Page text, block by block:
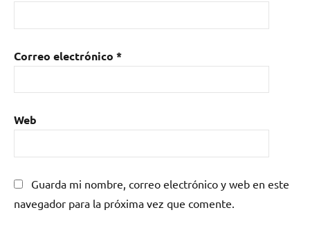
Correo electrónico *
Web
Guarda mi nombre, correo electrónico y web en este
navegador para la próxima vez que comente.